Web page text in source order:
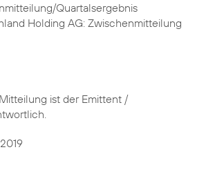
Quartalsergebnis
Holding AG: Zwischenmitteilung
ist der Emittent /